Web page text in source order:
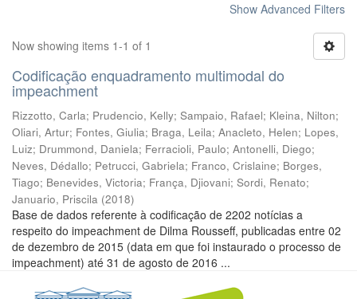
Show Advanced Filters
Now showing items 1-1 of 1
Codificação enquadramento multimodal do
impeachment
Rizzotto, Carla; Prudencio, Kelly; Sampaio, Rafael; Kleina, Nilton;
Oliari, Artur; Fontes, Giulia; Braga, Leila; Anacleto, Helen; Lopes,
Luiz; Drummond, Daniela; Ferracioli, Paulo; Antonelli, Diego;
Neves, Dédallo; Petrucci, Gabriela; Franco, Crislaine; Borges,
Tiago; Benevides, Victoria; França, Djiovani; Sordi, Renato;
Januario, Priscila (2018)
Base de dados referente à codificação de 2202 notícias a
respeito do impeachment de Dilma Rousseff, publicadas entre 02
de dezembro de 2015 (data em que foi instaurado o processo de
impeachment) até 31 de agosto de 2016 ...